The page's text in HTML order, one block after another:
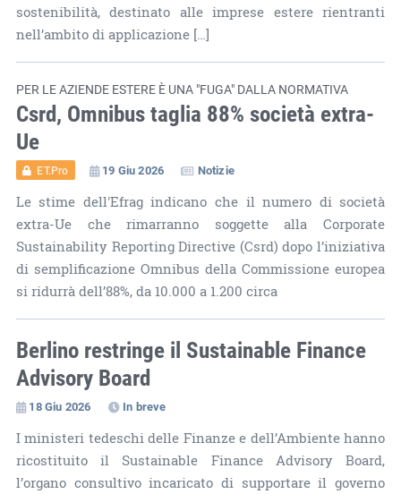
sostenibilità, destinato alle imprese estere rientranti
nell’ambito di applicazione […]
PER LE AZIENDE ESTERE È UNA "FUGA" DALLA NORMATIVA
Csrd, Omnibus taglia 88% società extra-
Ue
ET.Pro 19 Giu 2026 Notizie
Le stime dell'Efrag indicano che il numero di società
extra-Ue che rimarranno soggette alla Corporate
Sustainability Reporting Directive (Csrd) dopo l’iniziativa
di semplificazione Omnibus della Commissione europea
si ridurrà dell’88%, da 10.000 a 1.200 circa
Berlino restringe il Sustainable Finance
Advisory Board
18 Giu 2026 In breve
I ministeri tedeschi delle Finanze e dell’Ambiente hanno
ricostituito il Sustainable Finance Advisory Board,
l’organo consultivo incaricato di supportare il governo